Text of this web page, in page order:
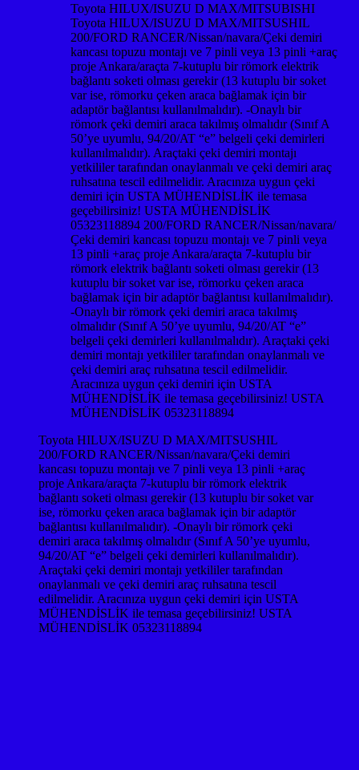
Toyota HILUX/ISUZU D MAX/MITSUBISHI
Toyota HILUX/ISUZU D MAX/MITSUSHIL
200/FORD RANCER/Nissan/navara/Çeki demiri
kancası topuzu montajı ve 7 pinli veya 13 pinli +araç
proje Ankara/araçta 7-kutuplu bir römork elektrik
bağlantı soketi olması gerekir (13 kutuplu bir soket
var ise, römorku çeken araca bağlamak için bir
adaptör bağlantısı kullanılmalıdır). -Onaylı bir
römork çeki demiri araca takılmış olmalıdır (Sınıf A
50’ye uyumlu, 94/20/AT “e” belgeli çeki demirleri
kullanılmalıdır). Araçtaki çeki demiri montajı
yetkililer tarafından onaylanmalı ve çeki demiri araç
ruhsatına tescil edilmelidir. Aracınıza uygun çeki
demiri için USTA MÜHENDİSLİK ile temasa
geçebilirsiniz! USTA MÜHENDİSLİK
05323118894 200/FORD RANCER/Nissan/navara/
Çeki demiri kancası topuzu montajı ve 7 pinli veya
13 pinli +araç proje Ankara/araçta 7-kutuplu bir
römork elektrik bağlantı soketi olması gerekir (13
kutuplu bir soket var ise, römorku çeken araca
bağlamak için bir adaptör bağlantısı kullanılmalıdır).
-Onaylı bir römork çeki demiri araca takılmış
olmalıdır (Sınıf A 50’ye uyumlu, 94/20/AT “e”
belgeli çeki demirleri kullanılmalıdır). Araçtaki çeki
demiri montajı yetkililer tarafından onaylanmalı ve
çeki demiri araç ruhsatına tescil edilmelidir.
Aracınıza uygun çeki demiri için USTA
MÜHENDİSLİK ile temasa geçebilirsiniz! USTA
MÜHENDİSLİK 05323118894
Toyota HILUX/ISUZU D MAX/MITSUSHIL
200/FORD RANCER/Nissan/navara/Çeki demiri
kancası topuzu montajı ve 7 pinli veya 13 pinli +araç
proje Ankara/araçta 7-kutuplu bir römork elektrik
bağlantı soketi olması gerekir (13 kutuplu bir soket var
ise, römorku çeken araca bağlamak için bir adaptör
bağlantısı kullanılmalıdır). -Onaylı bir römork çeki
demiri araca takılmış olmalıdır (Sınıf A 50’ye uyumlu,
94/20/AT “e” belgeli çeki demirleri kullanılmalıdır).
Araçtaki çeki demiri montajı yetkililer tarafından
onaylanmalı ve çeki demiri araç ruhsatına tescil
edilmelidir. Aracınıza uygun çeki demiri için USTA
MÜHENDİSLİK ile temasa geçebilirsiniz! USTA
MÜHENDİSLİK 05323118894